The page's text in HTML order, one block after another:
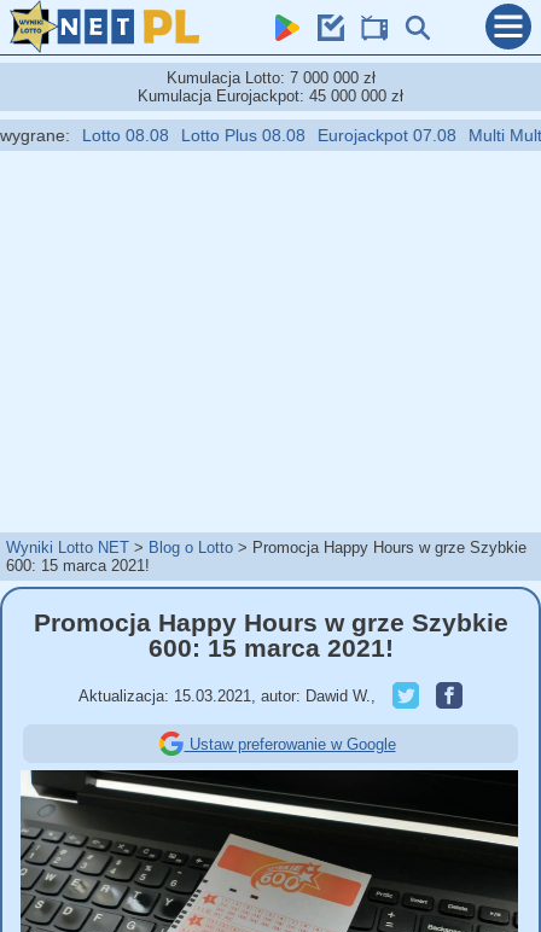
Kumulacja Lotto: 7 000 000 zł
Kumulacja Eurojackpot: 45 000 000 zł
Lotto 08.08 Lotto Plus 08.08 Eurojackpot 07.08 Multi Multi
Wyniki Lotto NET Blog o Lotto
Promocja Happy Hours w grze Szybkie
600: 15 marca 2021!
Promocja Happy Hours w grze Szybkie
600: 15 marca 2021!
Aktualizacja: 15.03.2021 autor: Dawid W.
Ustaw preferowanie w Google